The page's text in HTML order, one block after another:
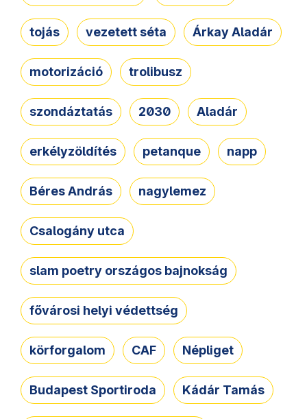
tojás vezetett séta Árkay Aladár
motorizáció trolibusz
szondáztatás 2030 Aladár
erkélyzöldítés petanque napp
Béres András nagylemez
Csalogány utca
slam poetry országos bajnokság
fővárosi helyi védettség
körforgalom CAF Népliget
Budapest Sportiroda Kádár Tamás